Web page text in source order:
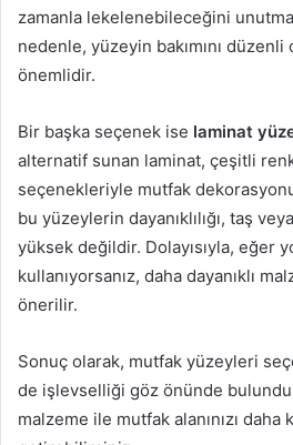
zamanla lekelenebileceğini
nedenle, yüzeyin bakımını düzenli
önemlidir.
Bir başka seçenek ise laminat
alternatif sunan laminat, çeşitli
seçenekleriyle mutfak
bu yüzeylerin dayanıklılığı, taş
yüksek değildir. Dolayısıyla, eğer
kullanıyorsanız, daha dayanıklı
önerilir.
Sonuç olarak, mutfak yüzeyleri
de işlevselliği göz önünde
malzeme ile mutfak alanınızı daha